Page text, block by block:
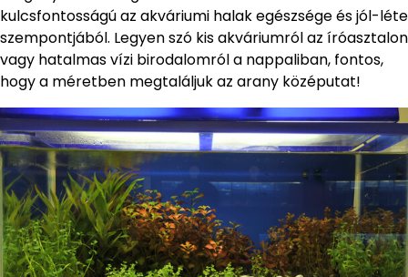
kulcsfontosságú az akváriumi halak egészsége és jól-léte
szempontjából. Legyen szó kis akváriumról az íróasztalon
vagy hatalmas vízi birodalomról a nappaliban, fontos,
hogy a méretben megtaláljuk az arany középutat!